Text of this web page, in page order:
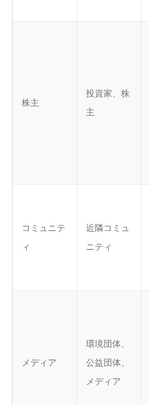
株主
投資家、株
主
コミュニテ
ィ
近隣コミュ
ニティ
メディア
環境団体、
公益団体、
メディア